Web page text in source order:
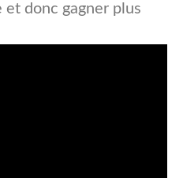
et donc gagner plus